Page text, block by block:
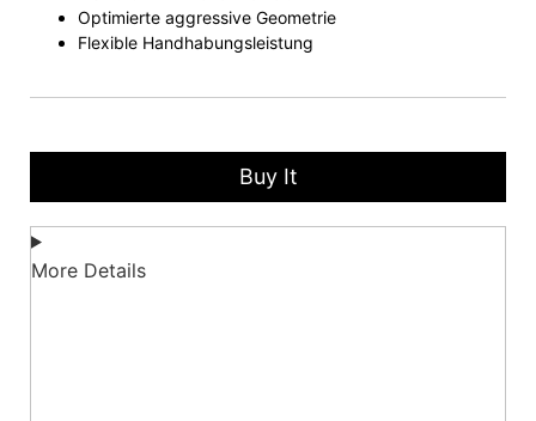
Optimierte aggressive Geometrie
Flexible Handhabungsleistung
Buy It
More Details